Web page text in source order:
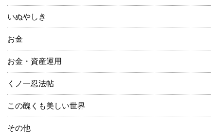
いぬやしき
お金
お金・資産運用
くノ一忍法帖
この醜くも美しい世界
その他